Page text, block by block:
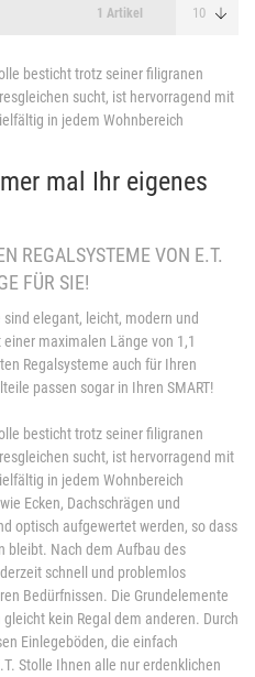
1 Artikel
besticht trotz seiner filigranen
sucht, ist hervorragend mit
in jedem Wohnbereich
mal Ihr eigenes
REGALSYSTEME VON E.T.
FÜR SIE!
elegant, leicht, modern und
maximalen Länge von 1,1
Regalsysteme auch für Ihren
passen sogar in Ihren SMART!
besticht trotz seiner filigranen
sucht, ist hervorragend mit
in jedem Wohnbereich
Ecken, Dachschrägen und
optisch aufgewertet werden, so dass
bleibt. Nach dem Aufbau des
schnell und problemlos
Bedürfnissen. Die Grundelemente
kein Regal dem anderen. Durch
Einlegeböden, die einfach
Stolle Ihnen alle nur erdenklichen